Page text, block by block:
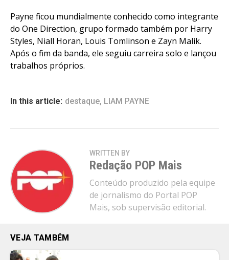
Payne ficou mundialmente conhecido como integrante
do One Direction, grupo formado também por Harry
Styles, Niall Horan, Louis Tomlinson e Zayn Malik.
Após o fim da banda, ele seguiu carreira solo e lançou
trabalhos próprios.
In this article: destaque, LIAM PAYNE
WRITTEN BY
Redação POP Mais
Conteúdo produzido pela equipe
de jornalismo do Portal POP
Mais, sob supervisão editorial.
VEJA TAMBÉM
Whatsapp
Email